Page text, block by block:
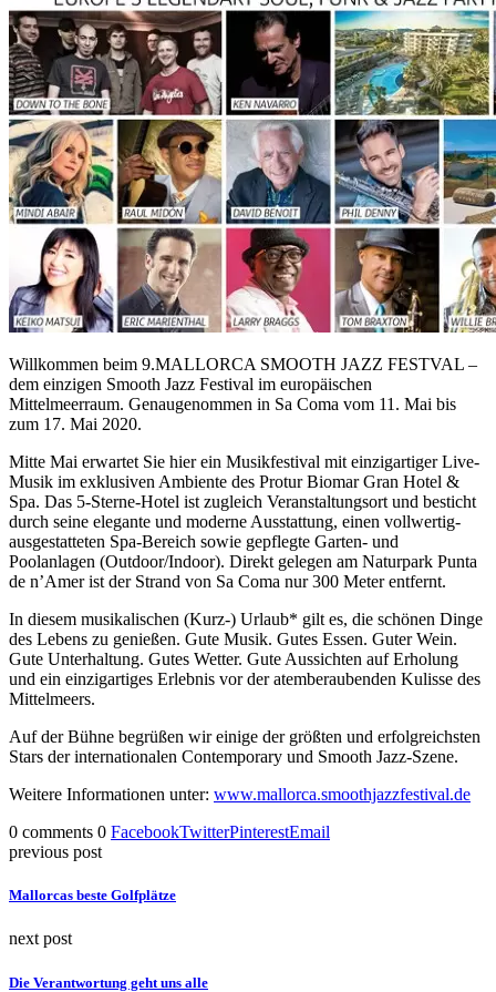
Willkommen beim 9.MALLORCA SMOOTH JAZZ FESTVAL –
dem einzigen Smooth Jazz Festival im europäischen
Mittelmeerraum. Genaugenommen in Sa Coma vom 11. Mai bis
zum 17. Mai 2020.
Mitte Mai erwartet Sie hier ein Musikfestival mit einzigartiger Live-
Musik im exklusiven Ambiente des Protur Biomar Gran Hotel &
Spa. Das 5-Sterne-Hotel ist zugleich Veranstaltungsort und besticht
durch seine elegante und moderne Ausstattung, einen vollwertig-
ausgestatteten Spa-Bereich sowie gepflegte Garten- und
Poolanlagen (Outdoor/Indoor). Direkt gelegen am Naturpark Punta
de n’Amer ist der Strand von Sa Coma nur 300 Meter entfernt.
In diesem musikalischen (Kurz-) Urlaub* gilt es, die schönen Dinge
des Lebens zu genießen. Gute Musik. Gutes Essen. Guter Wein.
Gute Unterhaltung. Gutes Wetter. Gute Aussichten auf Erholung
und ein einzigartiges Erlebnis vor der atemberaubenden Kulisse des
Mittelmeers.
Auf der Bühne begrüßen wir einige der größten und erfolgreichsten
Stars der internationalen Contemporary und Smooth Jazz-Szene.
Weitere Informationen unter: www.mallorca.smoothjazzfestival.de
0 comments 0 FacebookTwitterPinterestEmail
previous post
Mallorcas beste Golfplätze
next post
Die Verantwortung geht uns alle